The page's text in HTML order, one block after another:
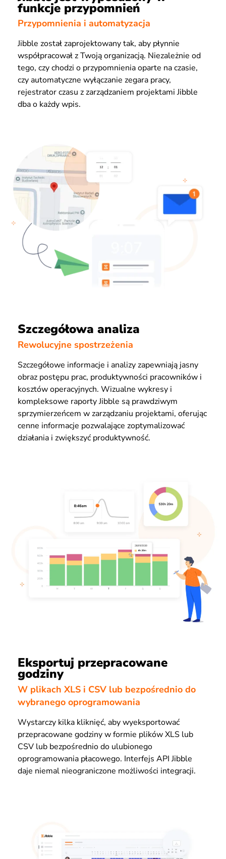
funkcje przypomnień
Przypomnienia i automatyzacja
Jibble został zaprojektowany tak, aby płynnie
współpracował z Twoją organizacją. Niezależnie od
tego, czy chodzi o przypomnienia oparte na czasie,
czy automatyczne wyłączanie zegara pracy,
rejestrator czasu z zarządzaniem projektami Jibble
dba o każdy wpis.
Szczegółowa analiza
Rewolucyjne spostrzeżenia
Szczegółowe informacje i analizy zapewniają jasny
obraz postępu prac, produktywności pracowników i
kosztów operacyjnych. Wizualne wykresy i
kompleksowe raporty Jibble są prawdziwym
sprzymierzeńcem w zarządzaniu projektami, oferując
cenne informacje pozwalające zoptymalizować
działania i zwiększyć produktywność.
Eksportuj przepracowane
godziny
W plikach XLS i CSV lub bezpośrednio do
wybranego oprogramowania
Wystarczy kilka kliknięć, aby wyeksportować
przepracowane godziny w formie plików XLS lub
CSV lub bezpośrednio do ulubionego
oprogramowania płacowego. Interfejs API Jibble
daje niemal nieograniczone możliwości integracji.